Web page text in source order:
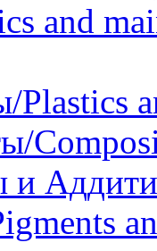
and